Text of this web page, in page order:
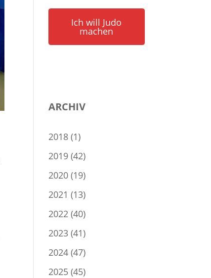
Ich will Judo
machen
ARCHIV
2018 (1)
2019 (42)
2020 (19)
2021 (13)
2022 (40)
2023 (41)
2024 (47)
2025 (45)